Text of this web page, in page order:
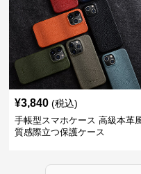
¥3,840 (税込)
手帳型スマホケース 高級本革
質感際立つ保護ケース